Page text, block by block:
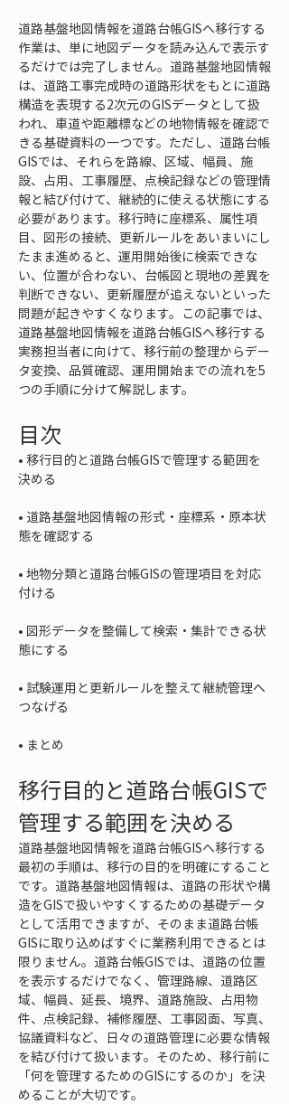
道路基盤地図情報を道路台帳GISへ移行する
作業は、単に地図データを読み込んで表示す
るだけでは完了しません。道路基盤地図情報
は、道路工事完成時の道路形状をもとに道路
構造を表現する2次元のGISデータとして扱
われ、車道や距離標などの地物情報を確認で
きる基礎資料の一つです。ただし、道路台帳
GISでは、それらを路線、区域、幅員、施
設、占用、工事履歴、点検記録などの管理情
報と結び付けて、継続的に使える状態にする
必要があります。移行時に座標系、属性項
目、図形の接続、更新ルールをあいまいにし
たまま進めると、運用開始後に検索できな
い、位置が合わない、台帳図と現地の差異を
判断できない、更新履歴が追えないといった
問題が起きやすくなります。この記事では、
道路基盤地図情報を道路台帳GISへ移行する
実務担当者に向けて、移行前の整理からデー
タ変換、品質確認、運用開始までの流れを5
つの手順に分けて解説します。
目次
• 移行目的と道路台帳GISで管理する範囲を
• 道路基盤地図情報の形式・座標系・原本状
• 地物分類と道路台帳GISの管理項目を対応
• 図形データを整備して検索・集計できる状
• 試験運用と更新ルールを整えて継続管理へ
• まとめ
移行目的と道路台帳GISで
管理する範囲を決める
道路基盤地図情報を道路台帳GISへ移行する
最初の手順は、移行の目的を明確にすること
です。道路基盤地図情報は、道路の形状や構
造をGISで扱いやすくするための基礎データ
として活用できますが、そのまま道路台帳
GISに取り込めばすぐに業務利用できるとは
限りません。道路台帳GISでは、道路の位置
を表示するだけでなく、管理路線、道路区
域、幅員、延長、境界、道路施設、占用物
件、点検記録、補修履歴、工事図面、写真、
協議資料など、日々の道路管理に必要な情報
を結び付けて扱います。そのため、移行前に
「何を管理するためのGISにするのか」を決
めることが大切です。